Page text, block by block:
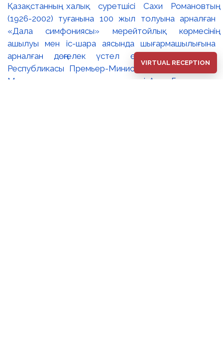
Қазақстанның халық суретшісі Сахи Романовтың
(1926-2002) туғанына 100 жыл толуына арналған
«Дала симфониясы» мерейтойлық көрмесінің
ашылуы мен іс-шара аясында шығармашылығына
арналған дөңгелек үстел өтті. 🔹Қазақстан
Республикасы Премьер-Министрінің орынбасары –
Мәдениет және ақпарат министрі Аида Ғалымқызы
VIRTUAL RECEPTION